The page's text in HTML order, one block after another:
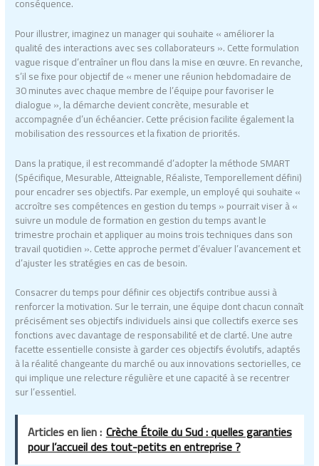
Pour illustrer, imaginez un manager qui souhaite « améliorer la
qualité des interactions avec ses collaborateurs ». Cette formulation
vague risque d’entraîner un flou dans la mise en œuvre. En revanche,
s’il se fixe pour objectif de « mener une réunion hebdomadaire de
30 minutes avec chaque membre de l’équipe pour favoriser le
dialogue », la démarche devient concrète, mesurable et
accompagnée d’un échéancier. Cette précision facilite également la
mobilisation des ressources et la fixation de priorités.
Dans la pratique, il est recommandé d’adopter la méthode SMART
(Spécifique, Mesurable, Atteignable, Réaliste, Temporellement défini)
pour encadrer ses objectifs. Par exemple, un employé qui souhaite «
accroître ses compétences en gestion du temps » pourrait viser à «
suivre un module de formation en gestion du temps avant le
trimestre prochain et appliquer au moins trois techniques dans son
travail quotidien ». Cette approche permet d’évaluer l’avancement et
d’ajuster les stratégies en cas de besoin.
Consacrer du temps pour définir ces objectifs contribue aussi à
renforcer la motivation. Sur le terrain, une équipe dont chacun connaît
précisément ses objectifs individuels ainsi que collectifs exerce ses
fonctions avec davantage de responsabilité et de clarté. Une autre
facette essentielle consiste à garder ces objectifs évolutifs, adaptés
à la réalité changeante du marché ou aux innovations sectorielles, ce
qui implique une relecture régulière et une capacité à se recentrer
sur l’essentiel.
Articles en lien : Crèche Étoile du Sud : quelles garanties
pour l’accueil des tout-petits en entreprise ?